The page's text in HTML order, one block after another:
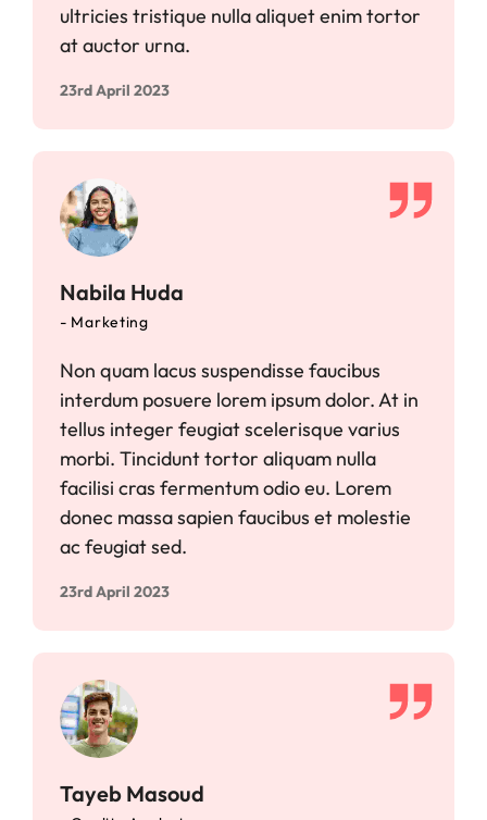
ultricies tristique nulla aliquet enim tortor
at auctor urna.
23rd April 2023
Nabila Huda
- Marketing
Non quam lacus suspendisse faucibus
interdum posuere lorem ipsum dolor. At in
tellus integer feugiat scelerisque varius
morbi. Tincidunt tortor aliquam nulla
facilisi cras fermentum odio eu. Lorem
donec massa sapien faucibus et molestie
ac feugiat sed.
23rd April 2023
Tayeb Masoud